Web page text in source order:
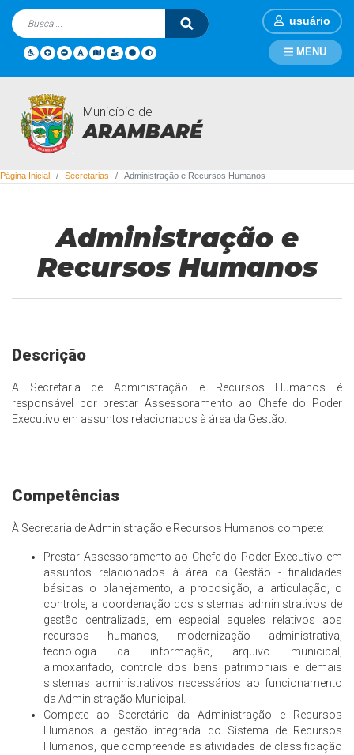
usuário
Município de
ARAMBARÉ
MENU
Secretarias
Página Inicial Secretarias Administração e Recursos Humanos
Administração e
Recursos Humanos
Descrição
A Secretaria de Administração e Recursos Humanos é
responsável por prestar Assessoramento ao Chefe do Poder
Executivo em assuntos relacionados à área da Gestão.
Competências
À Secretaria de Administração e Recursos Humanos compete:
Prestar Assessoramento ao Chefe do Poder Executivo em
assuntos relacionados à área da Gestão - finalidades
básicas o planejamento, a proposição, a articulação, o
controle, a coordenação dos sistemas administrativos de
gestão centralizada, em especial aqueles relativos aos
recursos humanos, modernização administrativa,
tecnologia da informação, arquivo municipal,
almoxarifado, controle dos bens patrimoniais e demais
sistemas administrativos necessários ao funcionamento
da Administração Municipal.
Compete ao Secretário da Administração e Recursos
Humanos a gestão integrada do Sistema de Recursos
Humanos, que compreende as atividades de classificação